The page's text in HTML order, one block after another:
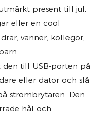
present till jul,
eller en cool
vänner, kollegor,
den till USB-porten på
eller dator och slå
strömbrytaren. Den
hål och